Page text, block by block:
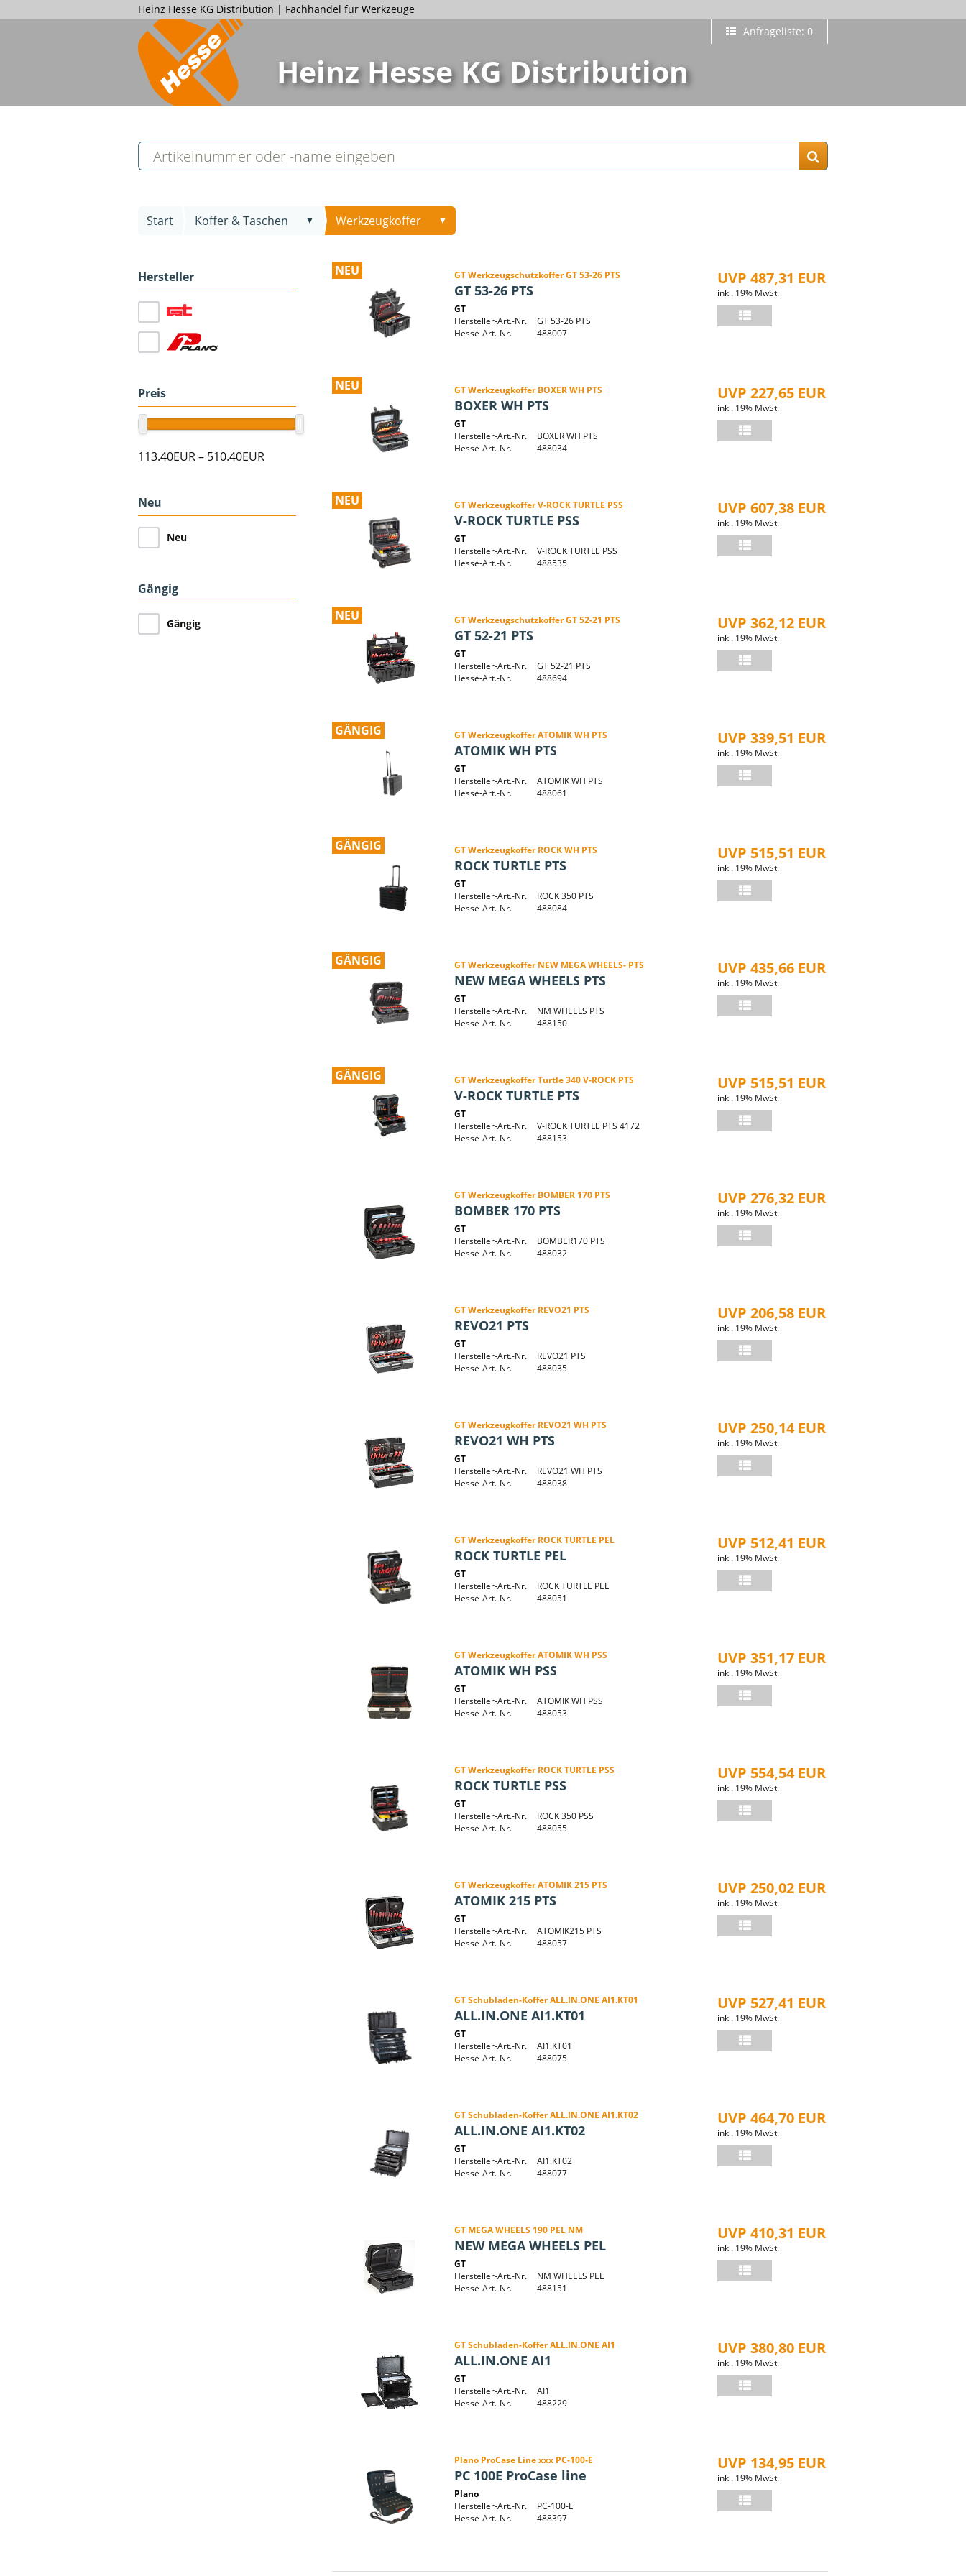
Heinz Hesse KG Distribution | Fachhandel für Werkzeuge
Anfrageliste: 0
Heinz Hesse KG Distribution
Start Koffer & Taschen ▼ Werkzeugkoffer ▼
Hersteller
Preis
113.40EUR– 510.40EUR
Neu
Neu
Gängig
Gängig
NEU GT Werkzeugschutzkoffer GT 53-26 PTS
GT 53-26 PTS
GT
Hersteller-Art.-Nr.
GT 53-26 PTS
Hesse-Art.-Nr.
488007
UVP 487,31 EUR
inkl. 19% MwSt.
NEU GT Werkzeugkoffer BOXER WH PTS
BOXER WH PTS
GT
Hersteller-Art.-Nr.
BOXER WH PTS
Hesse-Art.-Nr.
488034
UVP 227,65 EUR
inkl. 19% MwSt.
NEU GT Werkzeugkoffer V-ROCK TURTLE PSS
V-ROCK TURTLE PSS
GT
Hersteller-Art.-Nr.
V-ROCK TURTLE PSS
Hesse-Art.-Nr.
488535
UVP 607,38 EUR
inkl. 19% MwSt.
NEU GT Werkzeugschutzkoffer GT 52-21 PTS
GT 52-21 PTS
GT
Hersteller-Art.-Nr.
GT 52-21 PTS
Hesse-Art.-Nr.
488694
UVP 362,12 EUR
inkl. 19% MwSt.
GÄNGIG GT Werkzeugkoffer ATOMIK WH PTS
ATOMIK WH PTS
GT
Hersteller-Art.-Nr.
ATOMIK WH PTS
Hesse-Art.-Nr.
488061
UVP 339,51 EUR
inkl. 19% MwSt.
GÄNGIG GT Werkzeugkoffer ROCK WH PTS
ROCK TURTLE PTS
GT
Hersteller-Art.-Nr.
ROCK 350 PTS
Hesse-Art.-Nr.
488084
UVP 515,51 EUR
inkl. 19% MwSt.
GÄNGIG GT Werkzeugkoffer NEW MEGA WHEELS- PTS
NEW MEGA WHEELS PTS
GT
Hersteller-Art.-Nr.
NM WHEELS PTS
Hesse-Art.-Nr.
488150
UVP 435,66 EUR
inkl. 19% MwSt.
GÄNGIG GT Werkzeugkoffer Turtle 340 V-ROCK PTS
V-ROCK TURTLE PTS
GT
Hersteller-Art.-Nr.
V-ROCK TURTLE PTS 4172
Hesse-Art.-Nr.
488153
UVP 515,51 EUR
inkl. 19% MwSt.
GT Werkzeugkoffer BOMBER 170 PTS
BOMBER 170 PTS
GT
Hersteller-Art.-Nr.
BOMBER170 PTS
Hesse-Art.-Nr.
488032
UVP 276,32 EUR
inkl. 19% MwSt.
GT Werkzeugkoffer REVO21 PTS
REVO21 PTS
GT
Hersteller-Art.-Nr.
REVO21 PTS
Hesse-Art.-Nr.
488035
UVP 206,58 EUR
inkl. 19% MwSt.
GT Werkzeugkoffer REVO21 WH PTS
REVO21 WH PTS
GT
Hersteller-Art.-Nr.
REVO21 WH PTS
Hesse-Art.-Nr.
488038
UVP 250,14 EUR
inkl. 19% MwSt.
GT Werkzeugkoffer ROCK TURTLE PEL
ROCK TURTLE PEL
GT
Hersteller-Art.-Nr.
ROCK TURTLE PEL
Hesse-Art.-Nr.
488051
UVP 512,41 EUR
inkl. 19% MwSt.
GT Werkzeugkoffer ATOMIK WH PSS
ATOMIK WH PSS
GT
Hersteller-Art.-Nr.
ATOMIK WH PSS
Hesse-Art.-Nr.
488053
UVP 351,17 EUR
inkl. 19% MwSt.
GT Werkzeugkoffer ROCK TURTLE PSS
ROCK TURTLE PSS
GT
Hersteller-Art.-Nr.
ROCK 350 PSS
Hesse-Art.-Nr.
488055
UVP 554,54 EUR
inkl. 19% MwSt.
GT Werkzeugkoffer ATOMIK 215 PTS
ATOMIK 215 PTS
GT
Hersteller-Art.-Nr.
ATOMIK215 PTS
Hesse-Art.-Nr.
488057
UVP 250,02 EUR
inkl. 19% MwSt.
GT Schubladen-Koffer ALL.IN.ONE AI1.KT01
ALL.IN.ONE AI1.KT01
GT
Hersteller-Art.-Nr.
AI1.KT01
Hesse-Art.-Nr.
488075
UVP 527,41 EUR
inkl. 19% MwSt.
GT Schubladen-Koffer ALL.IN.ONE AI1.KT02
ALL.IN.ONE AI1.KT02
GT
Hersteller-Art.-Nr.
AI1.KT02
Hesse-Art.-Nr.
488077
UVP 464,70 EUR
inkl. 19% MwSt.
GT MEGA WHEELS 190 PEL NM
NEW MEGA WHEELS PEL
GT
Hersteller-Art.-Nr.
NM WHEELS PEL
Hesse-Art.-Nr.
488151
UVP 410,31 EUR
inkl. 19% MwSt.
GT Schubladen-Koffer ALL.IN.ONE AI1
ALL.IN.ONE AI1
GT
Hersteller-Art.-Nr.
AI1
Hesse-Art.-Nr.
488229
UVP 380,80 EUR
inkl. 19% MwSt.
Plano ProCase Line xxx PC-100-E
PC 100E ProCase line
Plano
Hersteller-Art.-Nr.
PC-100-E
Hesse-Art.-Nr.
488397
UVP 134,95 EUR
inkl. 19% MwSt.